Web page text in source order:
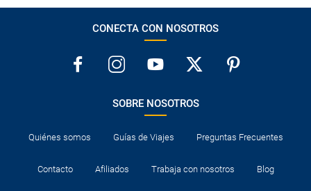
CONECTA CON NOSOTROS
SOBRE NOSOTROS
Quiénes somos Guías de Viajes Preguntas Frecuentes
Contacto Afiliados Trabaja con nosotros Blog